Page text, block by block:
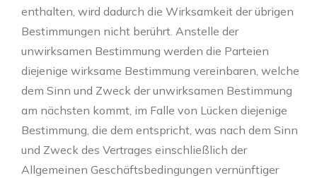
enthalten, wird dadurch die Wirksamkeit der übrigen
Bestimmungen nicht berührt. Anstelle der
unwirksamen Bestimmung werden die Parteien
diejenige wirksame Bestimmung vereinbaren, welche
dem Sinn und Zweck der unwirksamen Bestimmung
am nächsten kommt, im Falle von Lücken diejenige
Bestimmung, die dem entspricht, was nach dem Sinn
und Zweck des Vertrages einschließlich der
Allgemeinen Geschäftsbedingungen vernünftiger